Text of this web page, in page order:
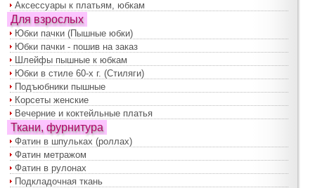
Аксессуары к платьям, юбкам
Для взрослых
Юбки пачки (Пышные юбки)
Юбки пачки - пошив на заказ
Шлейфы пышные к юбкам
Юбки в стиле 60-х г. (Стиляги)
Подъюбники пышные
Корсеты женские
Вечерние и коктейльные платья
Ткани, фурнитура
Фатин в шпульках (роллах)
Фатин метражом
Фатин в рулонах
Подкладочная ткань